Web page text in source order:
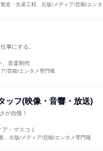
造・生産工程、出版/メディア/芸能/エン
事にする。
、音楽制作
/芸能/エンタメ専門職
ッフ(映像・音響・放送)
が自慢！
・マスコミ
、出版/メディア/芸能/エンタメ専門職